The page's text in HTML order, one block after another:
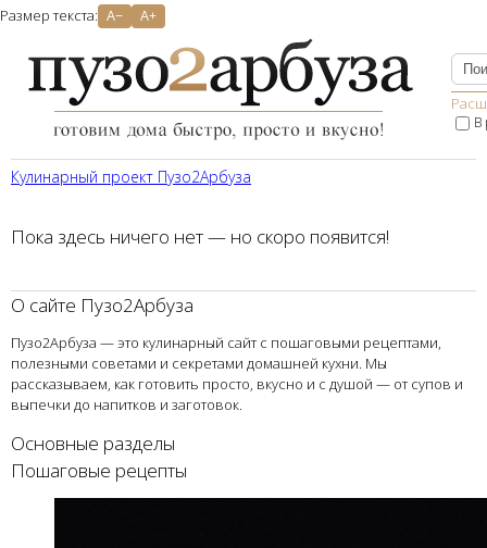
Размер текста: A− A+
В
Кулинарный проект Пузо2Aрбуза
Пока здесь ничего нет — но скоро появится!
О сайте Пузо2Арбуза
Пузо2Арбуза — это кулинарный сайт с пошаговыми рецептами,
полезными советами и секретами домашней кухни. Мы
рассказываем, как готовить просто, вкусно и с душой — от супов и
выпечки до напитков и заготовок.
Основные разделы
Пошаговые рецепты